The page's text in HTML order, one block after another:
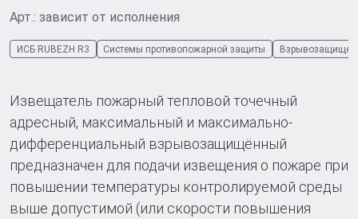
Арт.: зависит от исполнения
ИСБ RUBEZH R3 Системы противопожарной защиты
Извещатель пожарный тепловой точечный
адресный, максимальный и максимально-
дифференциальный взрывозащищённый
предназначен для подачи извещения о пожаре при
повышении температуры контролируемой среды
выше допустимой (или скорости повышения